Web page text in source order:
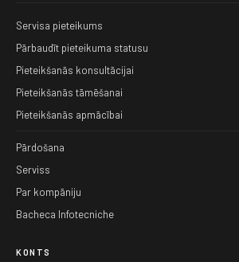
Servisa pieteikums
Pārbaudīt pieteikuma statusu
Pieteikšanās konsultācijai
Pieteikšanās tāmēšanai
Pieteikšanās apmācībai
Pārdošana
Serviss
Par kompāniju
Bacheca Infotecniche
KONTS